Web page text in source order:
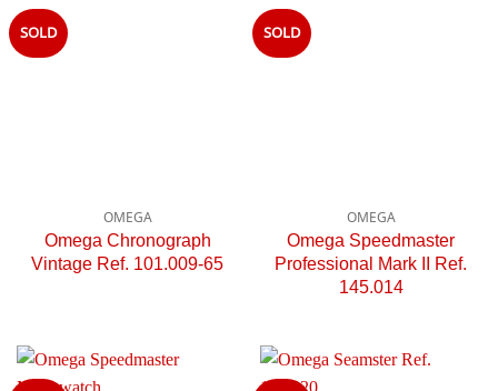
SOLD
OMEGA
Omega Chronograph
Vintage Ref. 101.009-65
SOLD
OMEGA
Omega Speedmaster
Professional Mark II Ref.
145.014